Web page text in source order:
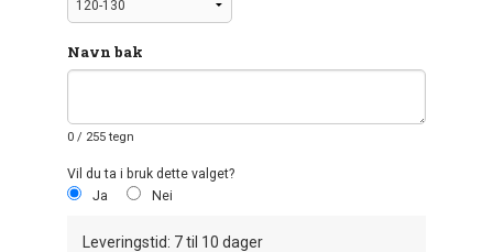
Navn bak
0 / 255 tegn
Vil du ta i bruk dette valget?
Ja
Nei
Leveringstid: 7 til 10 dager